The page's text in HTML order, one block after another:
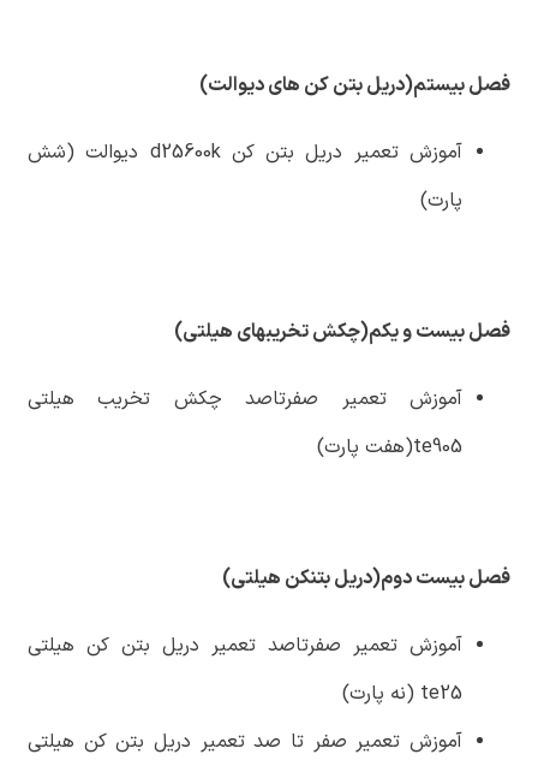
فصل بیستم(دریل بتن کن های دیوالت)
آموزش تعمیر دریل بتن کن d25600k دیوالت (شش
پارت)
فصل بیست و یکم(چکش تخریبهای هیلتی)
آموزش تعمیر صفرتاصد چکش تخریب هیلتی
te905(هفت پارت)
فصل بیست دوم(دریل بتنکن هیلتی)
آموزش تعمیر صفرتاصد تعمیر دریل بتن کن هیلتی
te25 (نه پارت)
آموزش تعمیر صفر تا صد تعمیر دریل بتن کن هیلتی